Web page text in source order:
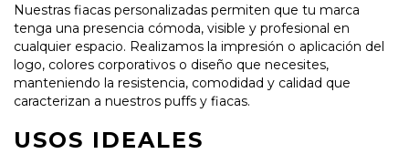
Nuestras fiacas personalizadas permiten que tu marca
tenga una presencia cómoda, visible y profesional en
cualquier espacio. Realizamos la impresión o aplicación del
logo, colores corporativos o diseño que necesites,
manteniendo la resistencia, comodidad y calidad que
caracterizan a nuestros puffs y fiacas.
USOS IDEALES